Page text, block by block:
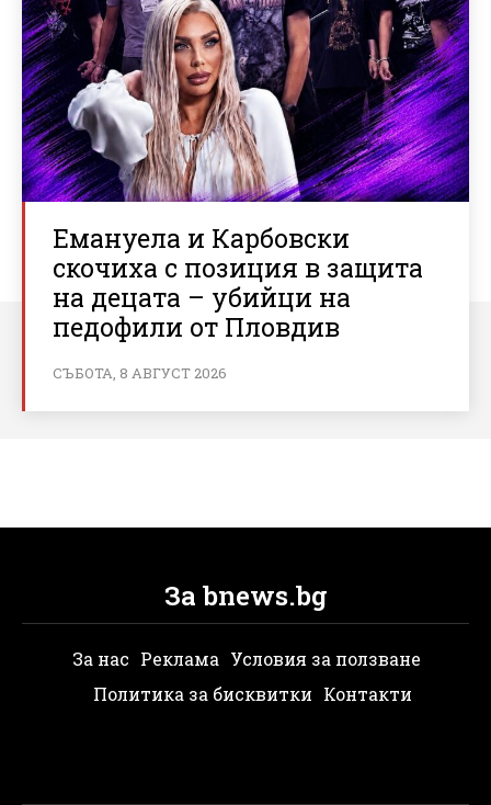
Емануела и Карбовски
скочиха с позиция в защита
на децата – убийци на
педофили от Пловдив
СЪБОТА, 8 АВГУСТ 2026
За bnews.bg
За нас Реклама Условия за ползване
Политика за бисквитки Контакти